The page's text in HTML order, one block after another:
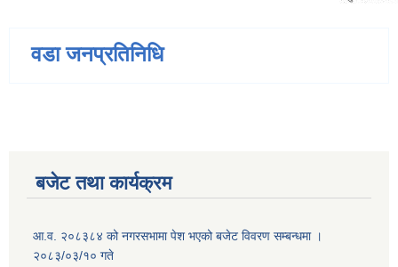
वडा जनप्रतिनिधि
बजेट तथा कार्यक्रम
आ.व. २०८३८४ को नगरसभामा पेश भएको बजेट विवरण सम्बन्धमा ।
२०८३/०३/१० गते